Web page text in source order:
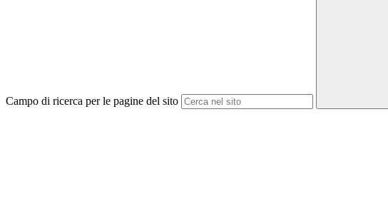
Campo di ricerca per le pagine del sito